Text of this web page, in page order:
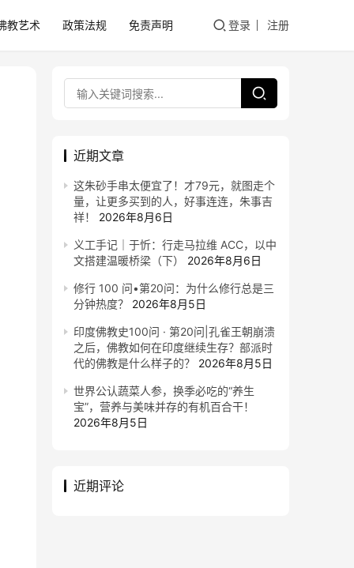
教艺术 政策法规 免责声明 登录 注册
近期文章
这朱砂手串太便宜了！才79元，就图走个
量，让更多买到的人，好事连连，朱事吉
祥！
2026年8月6日
义工手记｜于忻：行走马拉维 ACC，以中
文搭建温暖桥梁（下）
2026年8月6日
修行 100 问•第20问：为什么修行总是三
分钟热度？
2026年8月5日
印度佛教史100问 · 第20问|孔雀王朝崩溃
之后，佛教如何在印度继续生存？部派时
代的佛教是什么样子的？
2026年8月5日
世界公认蔬菜人参，换季必吃的“养生
宝”，营养与美味并存的有机百合干！
2026年8月5日
近期评论